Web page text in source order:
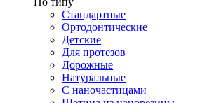
Стандартные
Ортодонтические
Детские
Для протезов
Дорожные
Натуральные
С наночастицами